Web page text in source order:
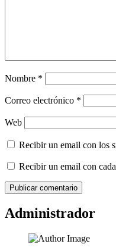
Nombre *
Correo electrónico *
Web
Recibir un email con los
Recibir un email con
Administrador